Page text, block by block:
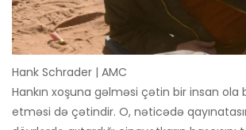
Hank Schrader | AMC
Hankın xoşuna gəlməsi çətin bir insan
etməsi də çətindir. O, nəticədə